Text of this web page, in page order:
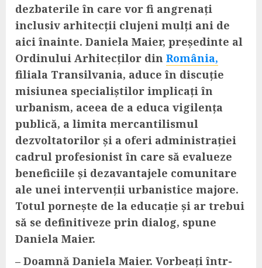
dezbaterile în care vor fi angrenați
inclusiv arhitecții clujeni mulți ani de
aici înainte. Daniela Maier, președinte al
Ordinului Arhitecților din România,
filiala Transilvania, aduce în discuție
misiunea specialiștilor implicați în
urbanism, aceea de a educa vigilența
publică, a limita mercantilismul
dezvoltatorilor și a oferi administrației
cadrul profesionist în care să evalueze
beneficiile și dezavantajele comunitare
ale unei intervenții urbanistice majore.
Totul pornește de la educație și ar trebui
să se definitiveze prin dialog, spune
Daniela Maier.
– Doamnă Daniela Maier. Vorbeați într-